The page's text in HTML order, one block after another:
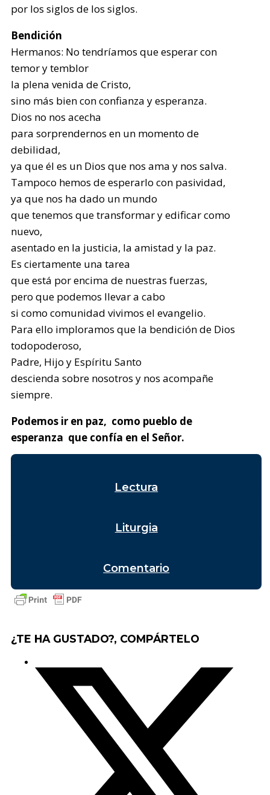
por los siglos de los siglos.
Bendición
Hermanos: No tendríamos que esperar con
temor y temblor
la plena venida de Cristo,
sino más bien con confianza y esperanza.
Dios no nos acecha
para sorprendernos en un momento de
debilidad,
ya que él es un Dios que nos ama y nos salva.
Tampoco hemos de esperarlo con pasividad,
ya que nos ha dado un mundo
que tenemos que transformar y edificar como
nuevo,
asentado en la justicia, la amistad y la paz.
Es ciertamente una tarea
que está por encima de nuestras fuerzas,
pero que podemos llevar a cabo
si como comunidad vivimos el evangelio.
Para ello imploramos que la bendición de Dios
todopoderoso,
Padre, Hijo y Espíritu Santo
descienda sobre nosotros y nos acompañe
siempre.
Podemos ir en paz, como pueblo de
esperanza que confía en el Señor.
Lectura
Liturgia
Comentario
¿TE HA GUSTADO?, COMPÁRTELO